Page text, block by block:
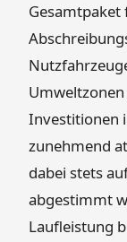
Investitionen
zunehmend
dabei stets
abgestimmt
Laufleistung